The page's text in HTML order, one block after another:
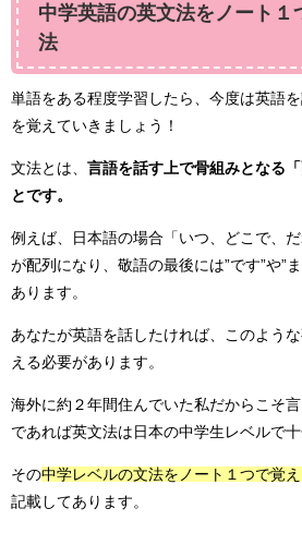
中学英語の英文法をノート１
法
単語をある程度学習したら、今度は英語
を覚えていきましょう！
文法とは、 言語を話す上で骨組みとなる
とです。
例えば、日本語の場合「いつ、どこで、
が配列になり、敬語の最後には”です”や”
あります。
あなたが英語を話したければ、このよう
える必要があります。
海外に約２年間住んでいた私だからこそ
であれば英文法は日本の中学生レベルで十
その中学レベルの文法をノート１つで覚
記載してあります。